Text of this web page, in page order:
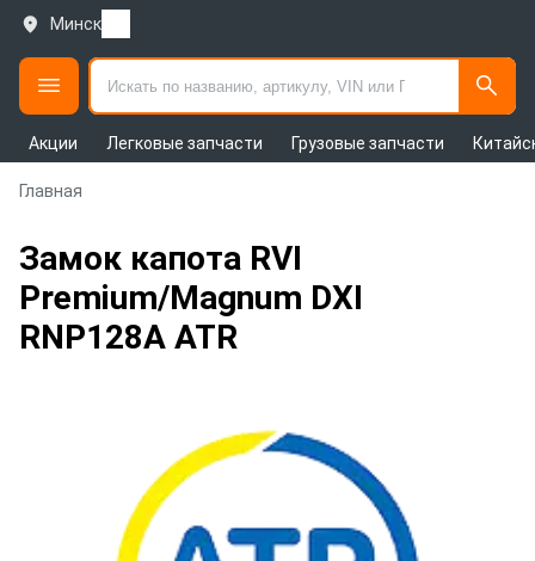
Минск
Акции Легковые запчасти Грузовые запчасти
Главная
Замок капота RVI
Premium/Magnum DXI
RNP128A ATR